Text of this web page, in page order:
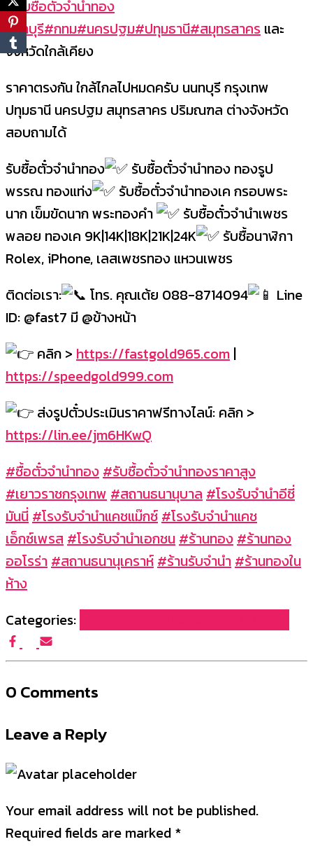
#รับซื้อตั๋วจำนำทอง
นนทบุรี#กทม#นครปฐม#ปทุมธานี#สมุทรสาคร และ
จังหวัดใกล้เคียง
ราคาตรงกัน ใกล้ไกลไปหมดครับ นนทบุรี กรุงเทพ
ปทุมธานี นครปฐม สมุทรสาคร ปริมณฑล ต่างจังหวัด
สอบถามได้
รับซื้อตั๋วจำนำทอง
รับซื้อตั๋วจำนำทอง ทองรูป
พรรณ ทองแท่ง
รับซื้อตั๋วจำนำทองเค กรอบพระ
นาก เข็มขัดนาก พระทองคำ
รับซื้อตั๋วจำนำเพชร
พลอย ทองเค 9K|14K|18K|21K|24K
รับซื้อนาฬิกา
Rolex, iPhone, เลสเพชรทอง แหวนเพชร
ติดต่อเรา:
โทร. คุณเต้ย 088-8714094
Line
ID: @fast7 มี @ข้างหน้า
คลิก > https://fastgold965.com |
https://speedgold999.com
ส่งรูปตั๋วประเมินราคาฟรีทางไลน์: คลิก >
https://lin.ee/jm6HKwQ
#ซื้อตั๋วจำนำทอง#รับซื้อตั๋วจำนำทองราคาสูง
#เยาวราชกรุงเทพ#สถานธนานุบาล#โรงรับจำนำอีซี่
มันนี่#โรงรับจำนำแคชแม๊กซ์#โรงรับจำนำแคช
เอ็กซ์เพรส#โรงรับจำนำเอกชน#ร้านทอง#ร้านทอง
ออโรร่า#สถานธนานุเคราห์#ร้านรับจำนำ#ร้านทองใน
ห้าง
Categories:
0 Comments
Leave a Reply
Your email address will not be published.
Required fields are marked *